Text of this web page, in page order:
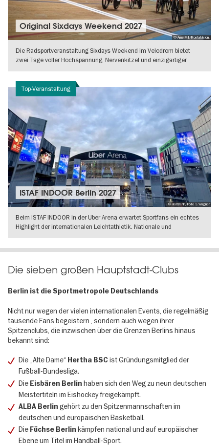
© Arne Mill/Frontalvision.
Original Sixdays Weekend 2027
Die Radsportveranstaltung Sixdays Weekend im Velodrom bietet
zwei Tage voller Hochspannung, Nervenkitzel und einzigartiger
Top-Veranstaltung
© visitBerlin, Foto S.Wagner
ISTAF INDOOR Berlin 2027
Beim ISTAF INDOOR in der Uber Arena erwartet Sportfans ein echtes
Highlight der internationalen Leichtathletik. Nationale und
Die sieben großen Hauptstadt-Clubs
Berlin ist die Sportmetropole Deutschlands
Nicht nur wegen der vielen internationalen Events, die regelmäßig
tausende Fans begeistern , sondern auch wegen ihrer
Spitzenclubs, die inzwischen über die Grenzen Berlins hinaus
bekannt sind:
Die „Alte Dame“ Hertha BSC ist Gründungsmitglied der
Fußball-Bundesliga.
Die Eisbären Berlin haben sich den Weg zu neun deutschen
Meistertiteln im Eishockey freigekämpft.
ALBA Berlingehört zu den Spitzenmannschaften im
deutschen und europäischen Basketball.
Die Füchse Berlin kämpfen national und auf europäischer
Ebene um Titel im Handball-Sport.